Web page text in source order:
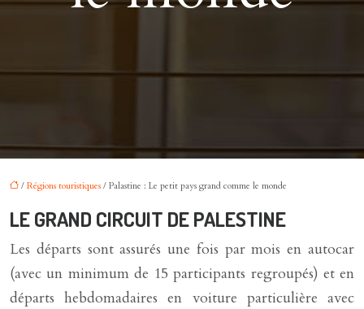
/ Régions touristiques / Palastine : Le petit pays grand comme le monde
LE GRAND CIRCUIT DE PALESTINE
Les départs sont assurés une fois par mois en autocar
(avec un minimum de 15 participants regroupés) et en
départs hebdomadaires en voiture particulière avec